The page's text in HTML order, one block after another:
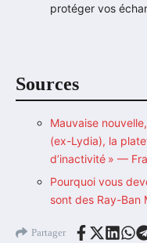
protéger vos
Sources
Mauvaise
(ex-Lydia), la
d’inactivité » —
Pourquoi vous
sont des Ray-Ban
Partager